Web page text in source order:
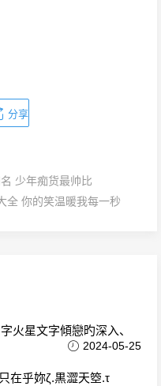
分享
少年痴货最帅比
全 你的笑温暖我每一秒
火星文字傾戀旳深入、
2024-05-25
在乎妳ζ.黒澀天箜.τ